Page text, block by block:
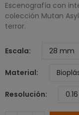
Escenografía con
colección Mutan
terror.
Escala
Material
Resolución